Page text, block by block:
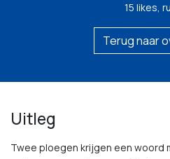
15 likes,
Terug naar
Uitleg
Twee ploegen krijgen een woord